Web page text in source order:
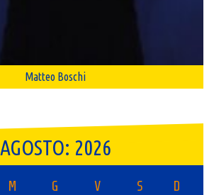
Matteo Boschi
AGOSTO: 2026
M G V S D